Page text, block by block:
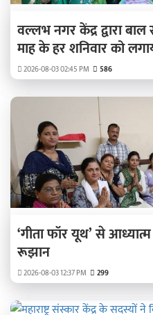
वल्लभ नगर केंद्र द्वारा
माह के हर शनिवार को
2026-08-03 02:45 PM 586
‘गीता फॉर यूथ’ से
रूझान
2026-08-03 12:37 PM 299